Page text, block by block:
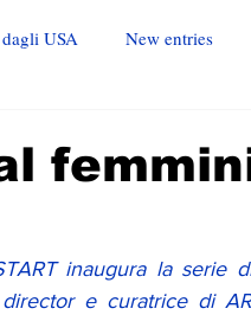
USA New entries
inaugura la serie
e curatrice di